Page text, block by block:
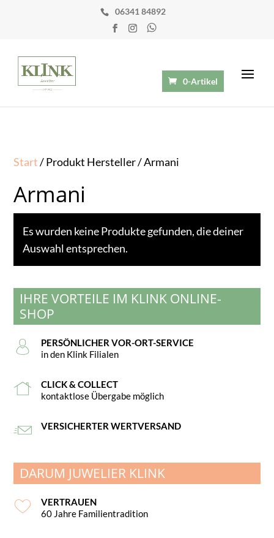
06341 84892
0-Artikel
Start/ Produkt Hersteller / Armani
Armani
Es wurden keine Produkte gefunden, die deiner
Auswahl entsprechen.
IHRE VORTEILE IM KLINK ONLINE-
SHOP
PERSÖNLICHER VOR-ORT-SERVICE
in den Klink Filialen
CLICK & COLLECT
kontaktlose Übergabe möglich
VERSICHERTER WERTVERSAND
DARUM JUWELIER KLINK
VERTRAUEN
60 Jahre Familientradition